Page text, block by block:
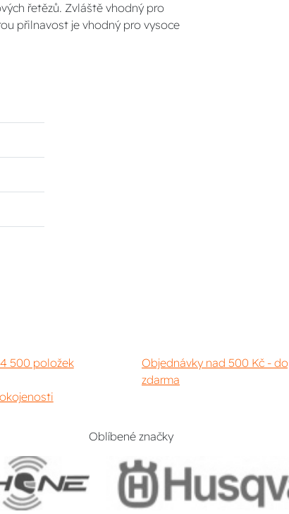
řetězů. Zvláště vhodný pro
přilnavost je vhodný pro vysoce
500 položek
Objednávky nad 500 Kč -
zdarma
Oblíbené značky